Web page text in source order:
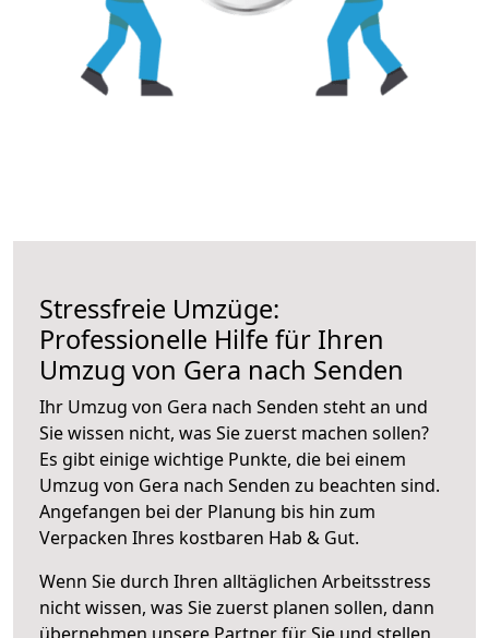
Stressfreie Umzüge:
Professionelle Hilfe für Ihren
Umzug von Gera nach Senden
Ihr Umzug von Gera nach Senden steht an und
Sie wissen nicht, was Sie zuerst machen sollen?
Es gibt einige wichtige Punkte, die bei einem
Umzug von Gera nach Senden zu beachten sind.
Angefangen bei der Planung bis hin zum
Verpacken Ihres kostbaren Hab & Gut.
Wenn Sie durch Ihren alltäglichen Arbeitsstress
nicht wissen, was Sie zuerst planen sollen, dann